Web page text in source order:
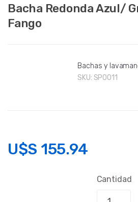
Bacha Redonda Azul/
Fango
Bachas y
SKU: SP0011
U$S 155.94
Cantidad